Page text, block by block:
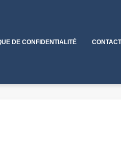
DE CONFIDENTIALITÉ CONTACT